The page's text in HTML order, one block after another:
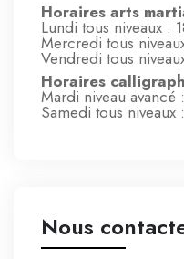
Horaires arts
Lundi tous niveaux :
Mercredi tous
Vendredi tous
Horaires
Mardi niveau avancé
Samedi tous niveaux
Nous